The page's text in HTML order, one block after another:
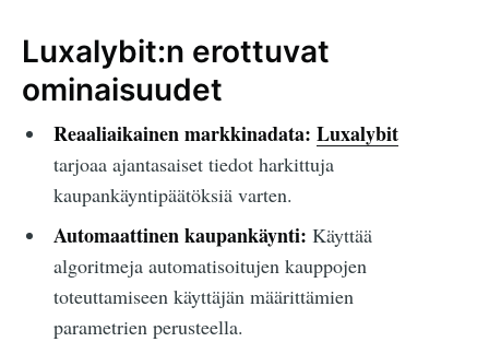
Luxalybit:n erottuvat
ominaisuudet
Reaaliaikainen markkinadata: Luxalybit
tarjoaa ajantasaiset tiedot harkittuja
kaupankäyntipäätöksiä varten.
Automaattinen kaupankäynti: Käyttää
algoritmeja automatisoitujen kauppojen
toteuttamiseen käyttäjän määrittämien
parametrien perusteella.